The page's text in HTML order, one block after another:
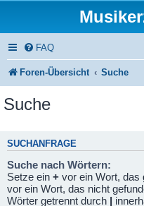
FAQ
Foren-Übersicht Suche
Suche
SUCHANFRAGE
Suche nach Wörtern:
Setze ein + vor ein Wort, das
vor ein Wort, das nicht
Wörter getrennt durch |